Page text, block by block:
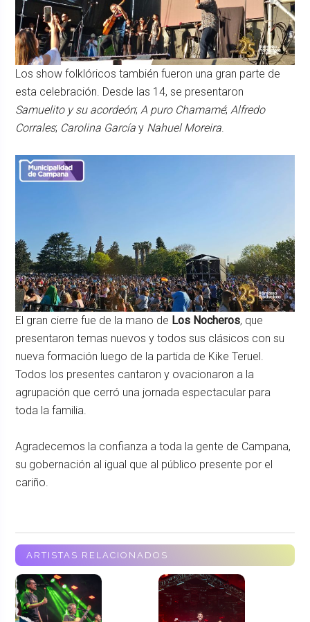
Los show folklóricos también fueron una gran parte de
esta celebración. Desde las 14, se presentaron
Samuelito y su acordeón;A puro Chamamé;Alfredo
Corrales; Carolina García y Nahuel Moreira.
El gran cierre fue de la mano de Los Nocheros, que
presentaron temas nuevos y todos sus clásicos con su
nueva formación luego de la partida de Kike Teruel.
Todos los presentes cantaron y ovacionaron a la
agrupación que cerró una jornada espectacular para
toda la familia.
Agradecemos la confianza a toda la gente de Campana,
su gobernación al igual que al público presente por el
cariño.
ARTISTAS RELACIONADOS